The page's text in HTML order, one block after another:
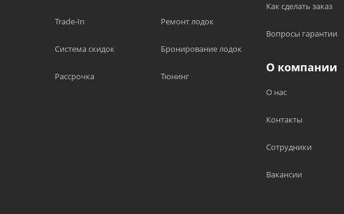
Trade-In
Система скидок
Рассрочка
Ремонт лодок
Бронирование лодок
Тюнинг
Как сделать заказ
Вопросы гарантии
О компании
О нас
Контакты
Сотрудники
Вакансии